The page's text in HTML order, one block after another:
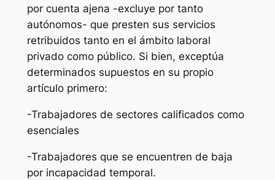
por cuenta ajena -excluye por tanto
autónomos- que presten sus servicios
retribuidos tanto en el ámbito laboral
privado como público. Si bien, exceptúa
determinados supuestos en su propio
artículo primero:
-Trabajadores de sectores calificados como
esenciales
-Trabajadores que se encuentren de baja
por incapacidad temporal.